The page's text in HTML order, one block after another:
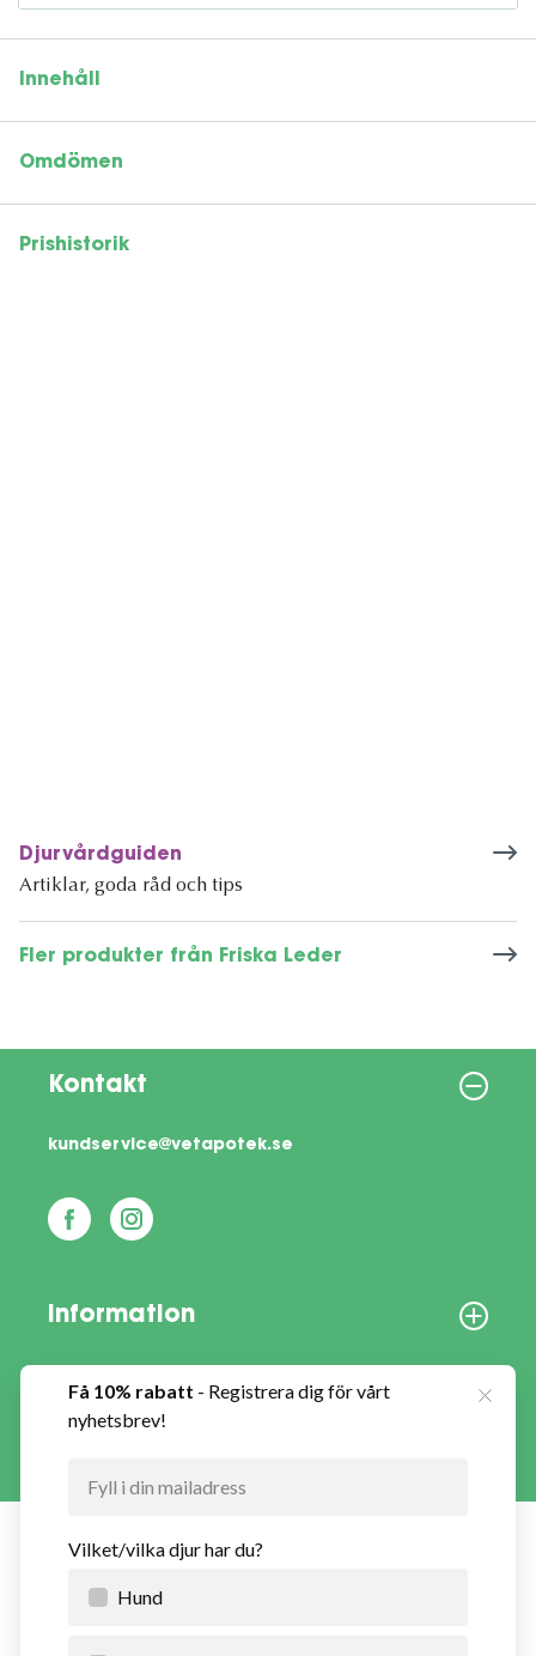
Innehåll
Omdömen
Prishistorik
Djurvårdguiden
Artiklar, goda råd och tips
Fler produkter från Friska Leder
Kontakt
kundservice@vetapotek.se
Information
Om oss